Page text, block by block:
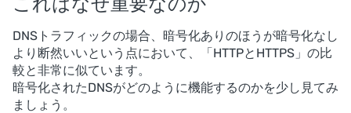
DNSトラフィックの場合、暗号化ありのほうが暗号化なし
より断然いいという点において、「HTTPとHTTPS」の比
較と非常に似ています。
暗号化されたDNSがどのように機能するのかを少し見てみ
ましょう。